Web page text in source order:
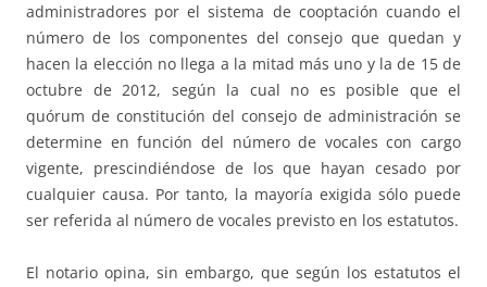
administradores por el sistema de cooptación cuando el
número de los componentes del consejo que quedan y
hacen la elección no llega a la mitad más uno y la de 15 de
octubre de 2012, según la cual no es posible que el
quórum de constitución del consejo de administración se
determine en función del número de vocales con cargo
vigente, prescindiéndose de los que hayan cesado por
cualquier causa. Por tanto, la mayoría exigida sólo puede
ser referida al número de vocales previsto en los estatutos.
El notario opina, sin embargo, que según los estatutos el